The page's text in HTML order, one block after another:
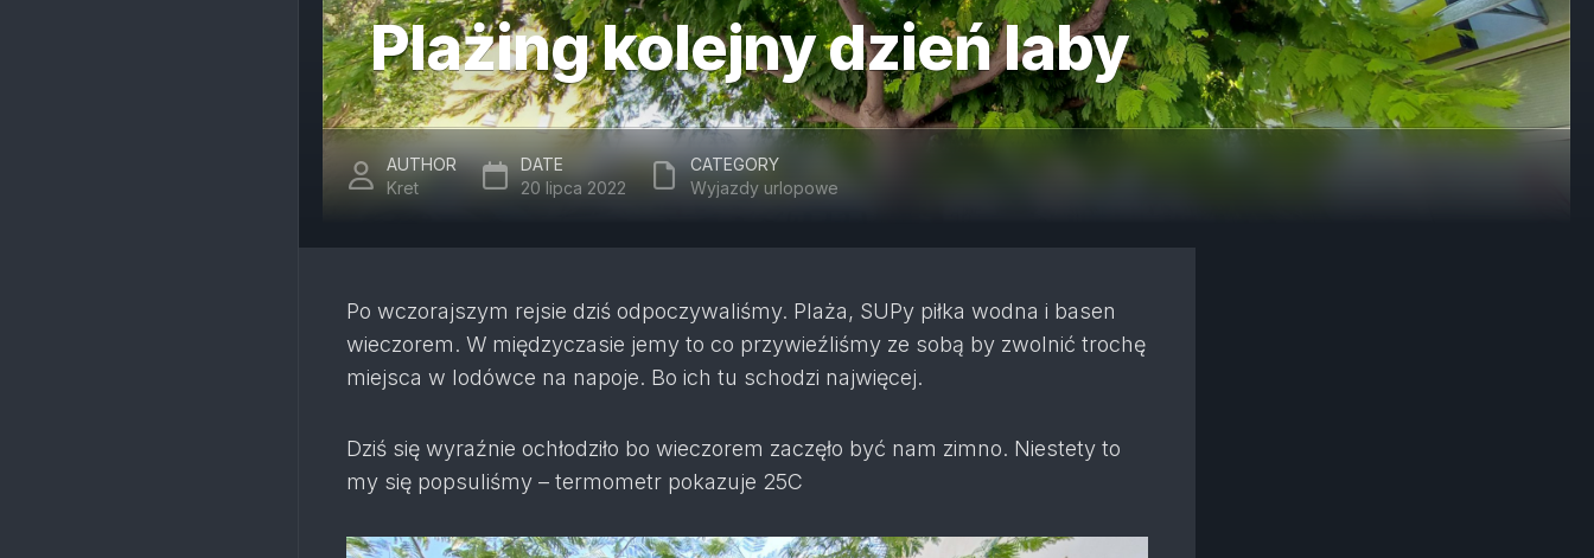
Plażing kolejny dzień laby
AUTHOR
Kret
DATE
20 lipca 2022
CATEGORY
Wyjazdy urlopowe
Po wczorajszym rejsie dziś odpoczywaliśmy. Plaża, SUPy piłka wodna i basen
wieczorem. W międzyczasie jemy to co przywieźliśmy ze sobą by zwolnić trochę
miejsca w lodówce na napoje. Bo ich tu schodzi najwięcej.
Dziś się wyraźnie ochłodziło bo wieczorem zaczęło być nam zimno. Niestety to
my się popsuliśmy – termometr pokazuje 25C